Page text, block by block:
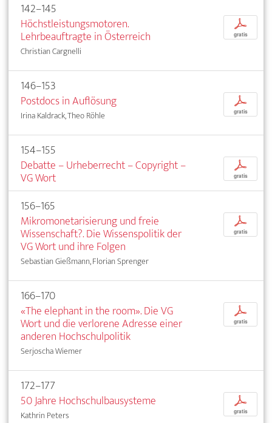
142–145
Höchstleistungsmotoren.
Lehrbeauftragte in Österreich
Christian Cargnelli
p
gratis
146–153
Postdocs in Auflösung
Irina Kaldrack, Theo Röhle
p
gratis
154–155
Debatte – Urheberrecht – Copyright –
VG Wort
p
gratis
156–165
Mikromonetarisierung und freie
Wissenschaft?. Die Wissenspolitik der
VG Wort und ihre Folgen
Sebastian Gießmann, Florian Sprenger
p
gratis
166–170
«The elephant in the room». Die VG
Wort und die verlorene Adresse einer
anderen Hochschulpolitik
Serjoscha Wiemer
p
gratis
172–177
50 Jahre Hochschulbausysteme
Kathrin Peters
p
gratis